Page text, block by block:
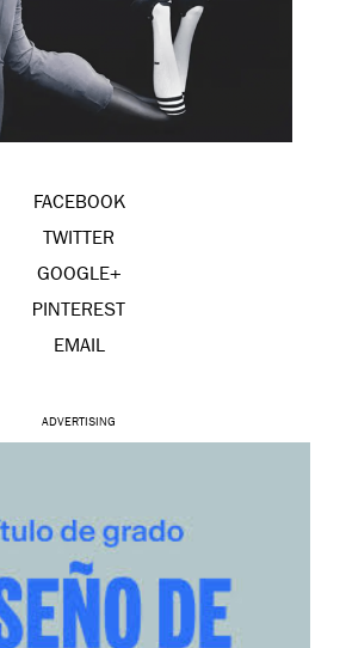
FACEBOOK
TWITTER
GOOGLE+
PINTEREST
EMAIL
ADVERTISING